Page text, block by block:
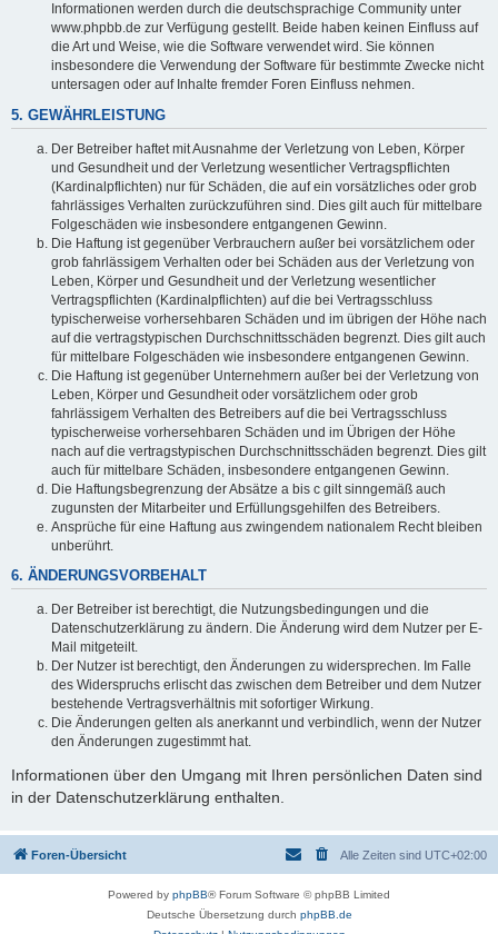
Informationen werden durch die deutschsprachige Community unter
www.phpbb.de zur Verfügung gestellt. Beide haben keinen Einfluss auf
die Art und Weise, wie die Software verwendet wird. Sie können
insbesondere die Verwendung der Software für bestimmte Zwecke nicht
untersagen oder auf Inhalte fremder Foren Einfluss nehmen.
5. GEWÄHRLEISTUNG
Der Betreiber haftet mit Ausnahme der Verletzung von Leben, Körper
und Gesundheit und der Verletzung wesentlicher Vertragspflichten
(Kardinalpflichten) nur für Schäden, die auf ein vorsätzliches oder grob
fahrlässiges Verhalten zurückzuführen sind. Dies gilt auch für mittelbare
Folgeschäden wie insbesondere entgangenen Gewinn.
Die Haftung ist gegenüber Verbrauchern außer bei vorsätzlichem oder
grob fahrlässigem Verhalten oder bei Schäden aus der Verletzung von
Leben, Körper und Gesundheit und der Verletzung wesentlicher
Vertragspflichten (Kardinalpflichten) auf die bei Vertragsschluss
typischerweise vorhersehbaren Schäden und im übrigen der Höhe nach
auf die vertragstypischen Durchschnittsschäden begrenzt. Dies gilt auch
für mittelbare Folgeschäden wie insbesondere entgangenen Gewinn.
Die Haftung ist gegenüber Unternehmern außer bei der Verletzung von
Leben, Körper und Gesundheit oder vorsätzlichem oder grob
fahrlässigem Verhalten des Betreibers auf die bei Vertragsschluss
typischerweise vorhersehbaren Schäden und im Übrigen der Höhe
nach auf die vertragstypischen Durchschnittsschäden begrenzt. Dies gilt
auch für mittelbare Schäden, insbesondere entgangenen Gewinn.
Die Haftungsbegrenzung der Absätze a bis c gilt sinngemäß auch
zugunsten der Mitarbeiter und Erfüllungsgehilfen des Betreibers.
Ansprüche für eine Haftung aus zwingendem nationalem Recht bleiben
unberührt.
6. ÄNDERUNGSVORBEHALT
Der Betreiber ist berechtigt, die Nutzungsbedingungen und die
Datenschutzerklärung zu ändern. Die Änderung wird dem Nutzer per E-
Mail mitgeteilt.
Der Nutzer ist berechtigt, den Änderungen zu widersprechen. Im Falle
des Widerspruchs erlischt das zwischen dem Betreiber und dem Nutzer
bestehende Vertragsverhältnis mit sofortiger Wirkung.
Die Änderungen gelten als anerkannt und verbindlich, wenn der Nutzer
den Änderungen zugestimmt hat.
Informationen über den Umgang mit Ihren persönlichen Daten sind
in der Datenschutzerklärung enthalten.
Foren-Übersicht Alle Zeiten sind UTC+02:00
Powered by phpBB® Forum Software © phpBB Limited
Deutsche Übersetzung durch phpBB.de